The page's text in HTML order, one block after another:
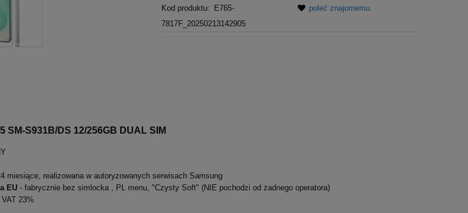
Kod produktu:
E765-
7817F_20250213142905
poleć znajomemu
SM-S931B/DS 12/256GB DUAL SIM
miesiące, realizowana w autoryzowanych serwisach Samsung
EU - fabrycznie bez simlocka , PL menu, "Czysty Soft" (NIE pochodzi od żadnego operatora)
23%